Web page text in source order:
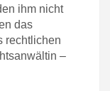
ihm nicht
das
rechtlichen
–